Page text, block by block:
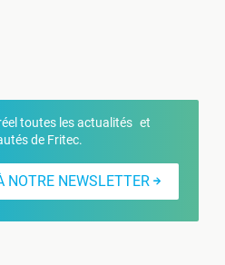
toutes les actualités et
de Fritec.
NOTRE NEWSLETTER